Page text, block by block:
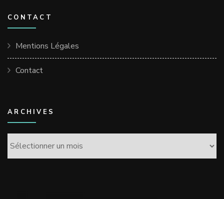
CONTACT
Mentions Légales
Contact
ARCHIVES
Archives